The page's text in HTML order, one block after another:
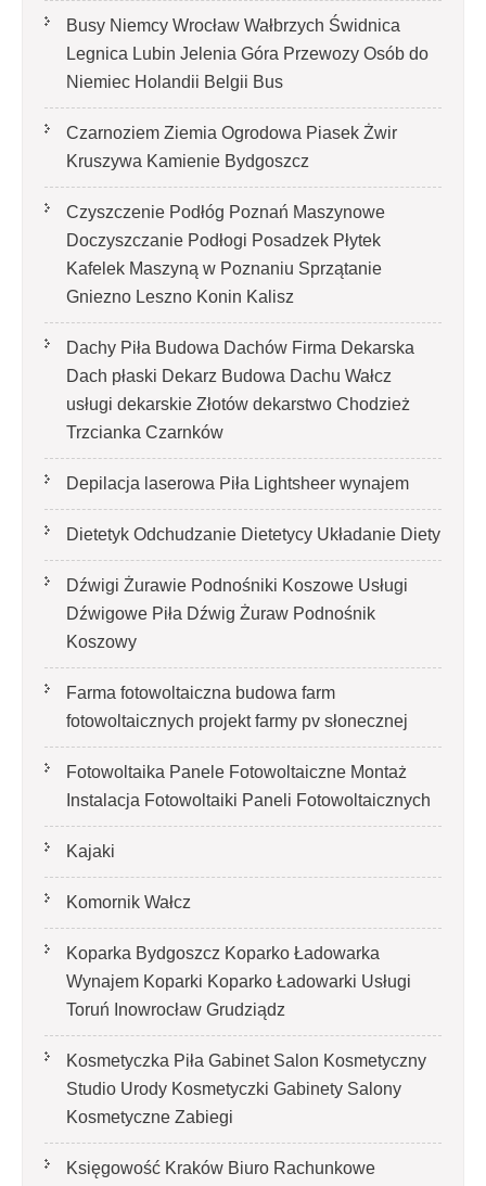
Busy Niemcy Wrocław Wałbrzych Świdnica
Legnica Lubin Jelenia Góra Przewozy Osób do
Niemiec Holandii Belgii Bus
Czarnoziem Ziemia Ogrodowa Piasek Żwir
Kruszywa Kamienie Bydgoszcz
Czyszczenie Podłóg Poznań Maszynowe
Doczyszczanie Podłogi Posadzek Płytek
Kafelek Maszyną w Poznaniu Sprzątanie
Gniezno Leszno Konin Kalisz
Dachy Piła Budowa Dachów Firma Dekarska
Dach płaski Dekarz Budowa Dachu Wałcz
usługi dekarskie Złotów dekarstwo Chodzież
Trzcianka Czarnków
Depilacja laserowa Piła Lightsheer wynajem
Dietetyk Odchudzanie Dietetycy Układanie Diety
Dźwigi Żurawie Podnośniki Koszowe Usługi
Dźwigowe Piła Dźwig Żuraw Podnośnik
Koszowy
Farma fotowoltaiczna budowa farm
fotowoltaicznych projekt farmy pv słonecznej
Fotowoltaika Panele Fotowoltaiczne Montaż
Instalacja Fotowoltaiki Paneli Fotowoltaicznych
Kajaki
Komornik Wałcz
Koparka Bydgoszcz Koparko Ładowarka
Wynajem Koparki Koparko Ładowarki Usługi
Toruń Inowrocław Grudziądz
Kosmetyczka Piła Gabinet Salon Kosmetyczny
Studio Urody Kosmetyczki Gabinety Salony
Kosmetyczne Zabiegi
Księgowość Kraków Biuro Rachunkowe